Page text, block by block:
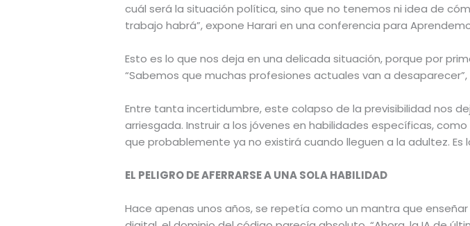
cuál será la situación política, sino que no tenemos ni idea de
trabajo habrá”, expone Harari en una conferencia para
Esto es lo que nos deja en una delicada situación, porque por
“Sabemos que muchas profesiones actuales van a
Entre tanta incertidumbre, este colapso de la previsibilidad nos
arriesgada. Instruir a los jóvenes en habilidades específicas,
que probablemente ya no existirá cuando lleguen a la adultez.
EL PELIGRO DE AFERRARSE A UNA SOLA HABILIDAD
Hace apenas unos años, se repetía como un mantra que